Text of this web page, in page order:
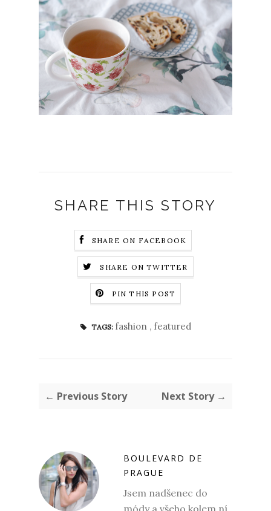
SHARE THIS STORY
SHARE ON FACEBOOK
SHARE ON TWITTER
PIN THIS POST
TAGS: fashion , featured
← Previous Story Next Story →
BOULEVARD DE
PRAGUE
Jsem nadšenec do